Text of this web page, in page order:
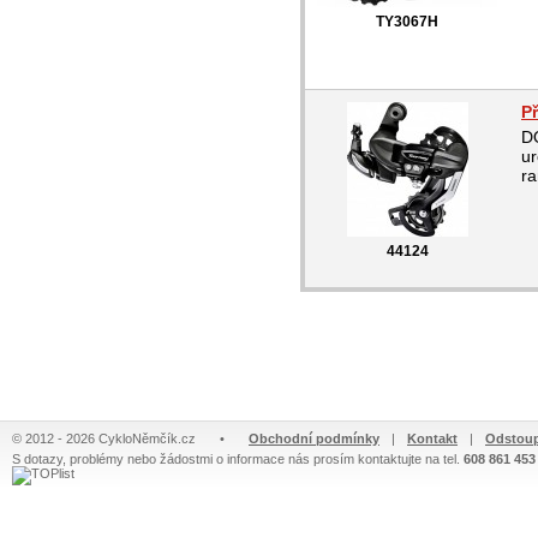
TY3067H
44124
© 2012 - 2026 CykloNěmčík.cz • Obchodní podmínky | Kontakt |
S dotazy, problémy nebo žádostmi o informace nás prosím kontaktujte na tel. 608 861 453